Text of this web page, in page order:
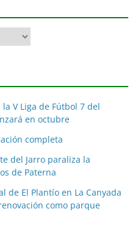
V Liga de Fútbol 7 del
en octubre
completa
del Jarro paraliza la
de Paterna
de El Plantío en La Canyada
como parque